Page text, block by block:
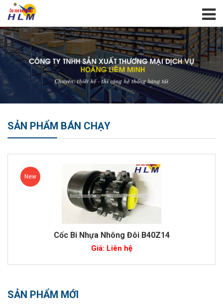
SẢN PHẨM BÁN CHẠY
New
Con lăn truyền động nhông
SẢN PHẨM MỚI